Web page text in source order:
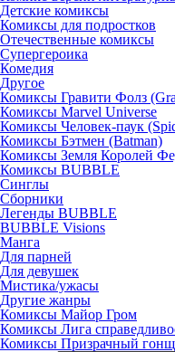
Детские комиксы
Комиксы для подростков
Отечественные комиксы
Супергероика
Комедия
Другое
Комиксы Гравити Фолз
Комиксы Marvel Universe
Комиксы Человек-паук
Комиксы Бэтмен (Batman)
Комиксы Земля Королей
Комиксы BUBBLE
Синглы
Сборники
Легенды BUBBLE
BUBBLE Visions
Манга
Для парней
Для девушек
Мистика/ужасы
Другие жанры
Комиксы Майор Гром
Комиксы Лига
Комиксы Призрачный